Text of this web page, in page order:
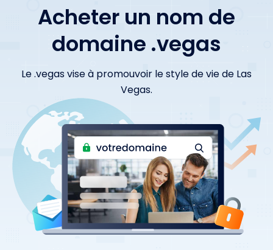
Acheter un nom de
domaine .vegas
Le .vegas vise à promouvoir le style de vie de Las
Vegas.